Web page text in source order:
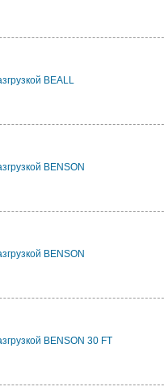
BEALL
BENSON
BENSON
BENSON 30 FT